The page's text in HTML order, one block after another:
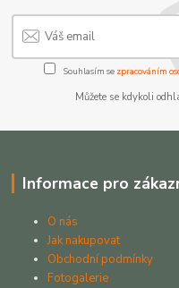
Souhlasím se zpracováním
Můžete se kdykoli
Informace pro
O nás
Jak nakupovat
Obchodní podmínky
Fotogalerie